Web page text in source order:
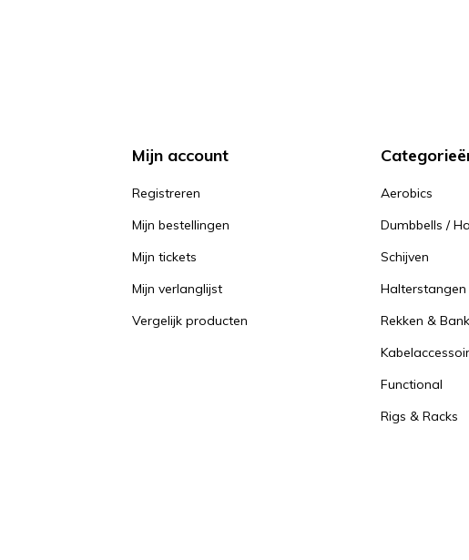
Mijn account
Registreren
Mijn bestellingen
Mijn tickets
Mijn verlanglijst
Vergelijk producten
Aerobics
Dumbbells /
Schijven
Halterstangen
Rekken &
Functional
Rigs & Racks